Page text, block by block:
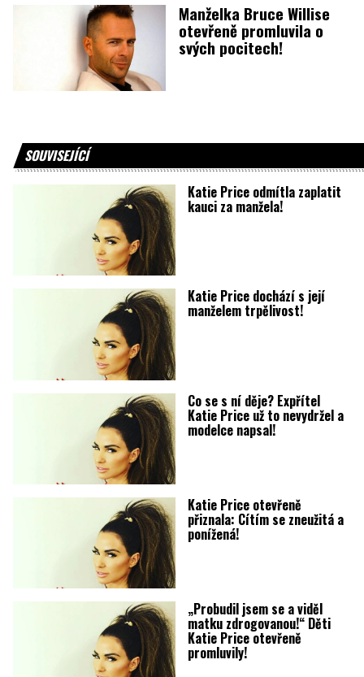
Manželka Bruce Willise
otevřeně promluvila o
svých pocitech!
SOUVISEJÍCÍ
Katie Price odmítla zaplatit
kauci za manžela!
Katie Price dochází s její
manželem trpělivost!
Co se s ní děje? Expřítel
Katie Price už to nevydržel a
modelce napsal!
Katie Price otevřeně
přiznala: Cítím se zneužitá a
ponížená!
„Probudil jsem se a viděl
matku zdrogovanou!“ Děti
Katie Price otevřeně
promluvily!